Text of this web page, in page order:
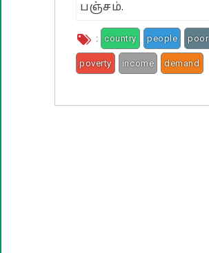
பஞ்சம்.
: country people poor
poverty income demand